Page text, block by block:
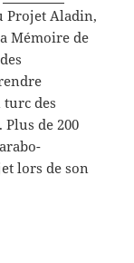
Projet Aladin,
Mémoire de
turc des
de 200
lors de son